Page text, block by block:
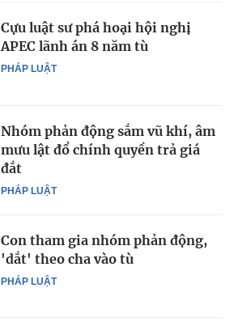
PHÁP LUẬT
Cựu luật sư phá hoại hội nghị
APEC lãnh án 8 năm tù
PHÁP LUẬT
Nhóm phản động sắm vũ khí, âm
mưu lật đổ chính quyền trả giá
đắt
PHÁP LUẬT
Con tham gia nhóm phản động,
'dắt' theo cha vào tù